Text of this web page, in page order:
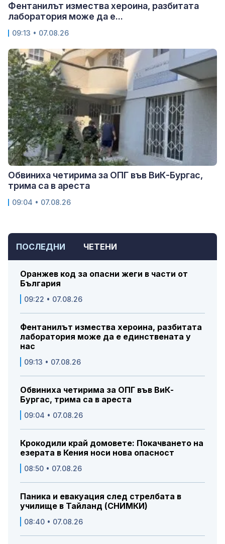
ПОСЛЕДНИ ЧЕТЕНИ
Оранжев код за опасни жеги в части от
България
09:22 • 07.08.26
Фентанилът измества хероина, разбитата
лаборатория може да е единствената у
нас
09:13 • 07.08.26
Обвиниха четирима за ОПГ във ВиК-
Бургас, трима са в ареста
09:04 • 07.08.26
Крокодили край домовете: Покачването на
езерата в Кения носи нова опасност
08:50 • 07.08.26
Паника и евакуация след стрелбата в
училище в Тайланд (СНИМКИ)
08:40 • 07.08.26
Фентанилът измества хероина, разбитата
лаборатория може да е...
09:13 • 07.08.26
Обвиниха четирима за ОПГ във ВиК-Бургас,
трима са в ареста
09:04 • 07.08.26